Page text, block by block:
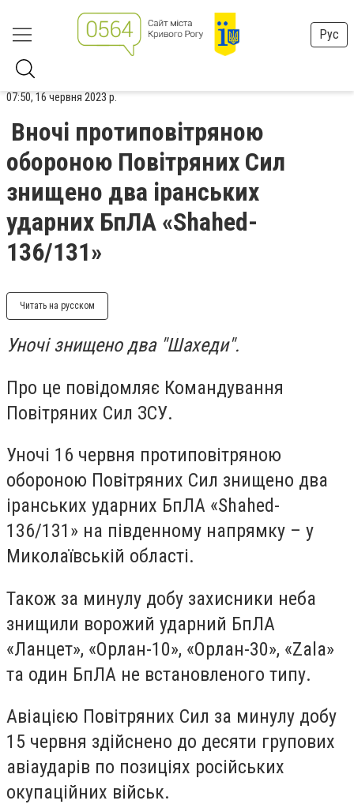
Рус
07:50, 16 червня 2023 р.
Вночі протиповітряною
обороною Повітряних Сил
знищено два іранських
ударних БпЛА «Shahed-
136/131»
Читать на русском
Уночі знищено два "Шахеди".
Про це повідомляє Командування
Повітряних Сил ЗСУ.
Уночі 16 червня протиповітряною
обороною Повітряних Сил знищено два
іранських ударних БпЛА «Shahed-
136/131» на південному напрямку – у
Миколаївській області.
Також за минулу добу захисники неба
знищили ворожий ударний БпЛА
«Ланцет», «Орлан-10», «Орлан-30», «Zala»
та один БпЛА не встановленого типу.
Авіацією Повітряних Сил за минулу добу
15 червня здійснено до десяти групових
авіаударів по позиціях російських
окупаційних військ.